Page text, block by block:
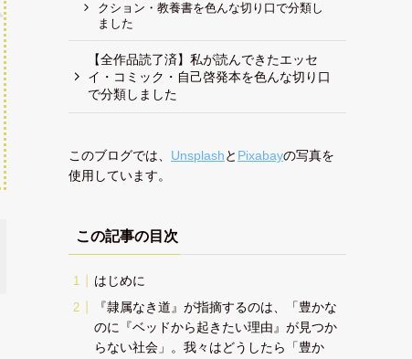
クション・教養書を色んな切り口で分類し
ました
【全作品読了済】私が読んできたエッセ
イ・コミック・自己啓発本を色んな切り口
で分類しました
このブログでは、 Unsplashと Pixabayの写真を
使用しています。
この記事の目次
はじめに
『隷属なき道』が指摘するのは、「豊かな
のに『ベッドから起きたい理由』が見つか
らない社会」。我々はどうしたら「豊か